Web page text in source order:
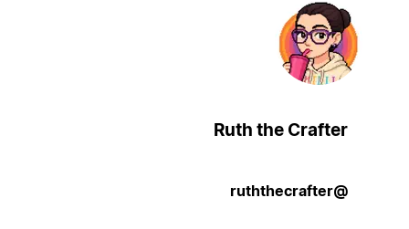
Ruth the Crafter